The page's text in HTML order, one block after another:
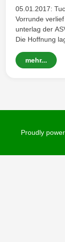
05.01.2017:
Vorrunde
unterlag der
Die Hoffnung
mehr...
Proudly